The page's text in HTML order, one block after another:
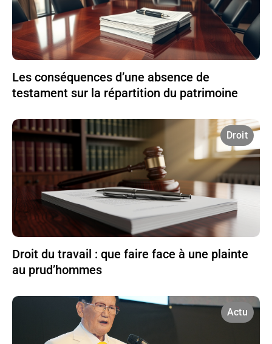
Les conséquences d’une absence de
testament sur la répartition du patrimoine
Droit
Droit du travail : que faire face à une plainte
au prud’hommes
Actu